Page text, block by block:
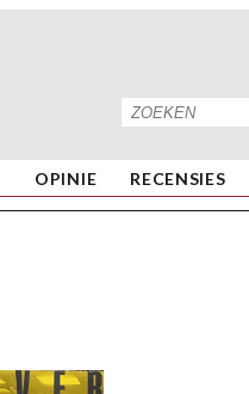
OPINIE RECENSIES